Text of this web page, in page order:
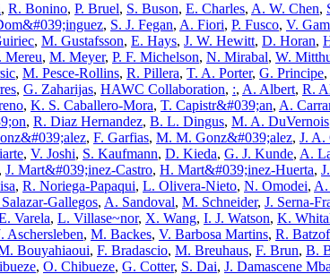
, R. Bonino, P. Bruel, S. Buson, E. Charles, A. W. Chen,
, S. J. Fegan, A. Fiori, P. Fusco, V.
, M. Gustafsson, E. Hays, J. W. Hewitt, D. Horan,
Mereu, M. Meyer, P. F. Michelson, N. Mirabal, W.
, M. Pesce-Rollins, R. Pillera, T. A. Porter, G. Principe,
, G. Zaharijas, HAWC Collaboration, :, A. Albert, R.
, K. S. Caballero-Mora, T. Capistr&#039;an, A.
, R. Diaz Hernandez, B. L. Dingus, M. A. DuVernois
, F. Garfias, M. M. Gonz&#039;alez, J. A.
, V. Joshi, S. Kaufmann, D. Kieda, G. J. Kunde, A.
, J. Mart&#039;inez-Castro, H. Mart&#039;inez-Huerta,
, R. Noriega-Papaqui, L. Olivera-Nieto, N. Omodei, A.
Gallegos, A. Sandoval, M. Schneider, J. Serna-
Varela, L. Villase~nor, X. Wang, I. J. Watson, K.
Aschersleben, M. Backes, V. Barbosa Martins, R.
Bouyahiaoui, F. Bradascio, M. Breuhaus, F. Brun, B.
, O. Chibueze, G. Cotter, S. Dai, J. Damascene